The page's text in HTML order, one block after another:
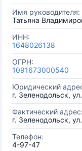
Имя руководителя:
Татьяна
ИНН:
1648026138
ОГРН:
1091673000540
Юридический
г. Зеленодольск,
Фактический адрес:
г. Зеленодольск,
Телефон:
4-97-47